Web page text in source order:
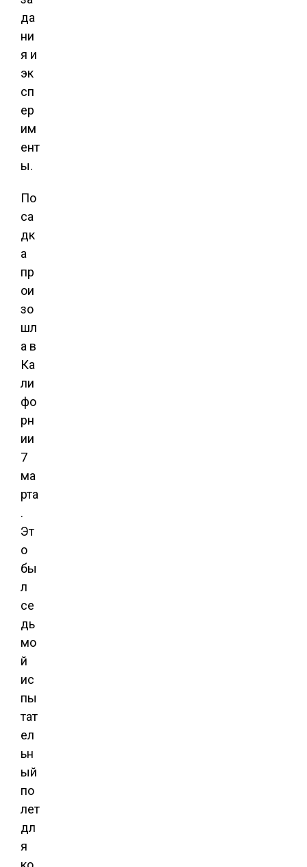
да
ни
я и
эк
сп
ер
им
ент
ы.
По
са
дк
а
пр
ои
зо
шл
а в
Ка
ли
фо
рн
ии
7
ма
рта
.
Эт
о
бы
л
се
дь
мо
й
ис
пы
тат
ел
ьн
ый
по
лет
дл
я